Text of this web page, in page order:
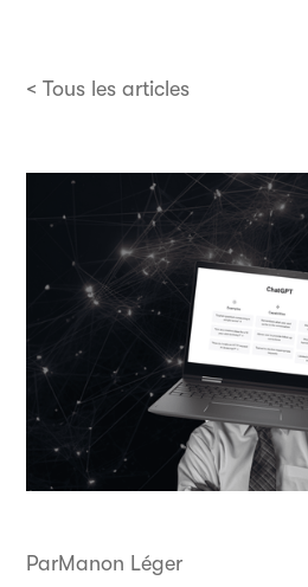
< Tous les articles
ParManon Léger